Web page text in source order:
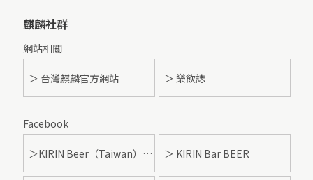
麒麟社群
網站相關
＞ 台灣麒麟官方網站 ＞ 樂飲誌
Facebook
＞KIRIN Beer（Taiwan）- 麒麟啤酒 ＞ KIRIN Bar BEER